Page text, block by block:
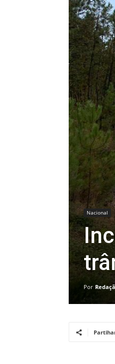
Nacional
Por